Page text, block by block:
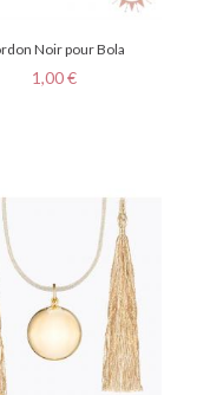
Noir pour Bola
Prix
1,00 €